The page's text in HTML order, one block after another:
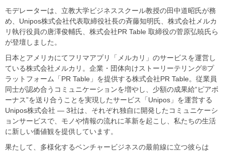
モデレーターは、立教大学ビジネススクール教授の田中道昭氏が務
め、Unipos株式会社代表取締役社長の斉藤知明氏、株式会社メルカ
リ執行役員の唐澤俊輔氏、株式会社PR Table 取締役の菅原弘暁氏ら
が登壇しました。
日本とアメリカにてフリマアプリ「メルカリ」のサービスを運営し
ている株式会社メルカリ。企業・団体向けストーリーテリング®プ
ラットフォーム「PR Table」を提供する株式会社PR Table。従業員
同士が認め合うコミュニケーションを増やし、少額の成果給“ピアボ
ーナス”を送り合うことを実現したサービス「Unipos」を運営する
Unipos株式会社 ― 3社は、それぞれ独自に開発したコミュニケーシ
ョンサービスで、モノや情報の流れに革新を起こし、私たちの生活
に新しい価値観を提供しています。
果たして、多様化するベンチャービジネスの最前線に立つ彼らは